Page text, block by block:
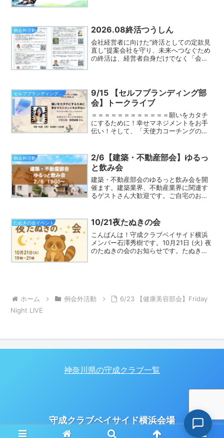
と間違いなしです...
例会外活動 2026.08終活つうしん
会社経営者に向けた“終活としての定款見
直し”提案会社を守り、未来へつなぐため
の終活は、経営者自身だけでなく「会社
会社の意思とは無関係...
9/15 【セルフブランディング部
会】トークライブ
＝＝＝＝＝＝＝＝＝＝＝＝願いをカタチ
にするために！幸せマネジメントをお手
伝い！そして、「天使力コーチングの稲
15日(月)セルフブランディング部会FBラ
イブVo.27を...
例会外活動
2/6【建築・不動産部会】ゆるっ
と飲み会
建築・不動産部会のゆるっと飲み会を開
催ます。建築業界、不動産業界に関連す
るゲストさん大歓迎です。ご自宅のお悩
という方のご参加もOK♪お店はなかなか
スゴイ海鮮と、店主コダ...
たぬきの会イベント 10/21夜たぬきの会
こんばんは！守成クラブベイサイド横浜
メンバー石澤秀樹です。10月21日 (火) 夜
のたぬきの会のお知らせです。たぬきの
ホーム
例会外活動
6/23 【健康美容部会】Friday
Night LIVE
神奈川県の守成クラブ一覧
守成クラブベイサイド横浜会場
© 2021 守成クラブベイサイド横浜会場.